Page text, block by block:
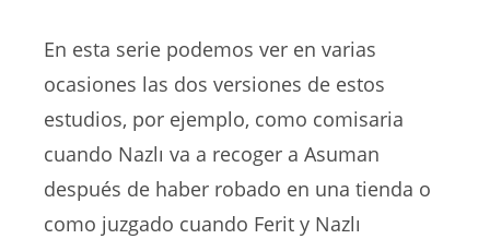
En esta serie podemos ver en varias
ocasiones las dos versiones de estos
estudios, por ejemplo, como comisaria
cuando Nazlı va a recoger a Asuman
después de haber robado en una tienda o
como juzgado cuando Ferit y Nazlı